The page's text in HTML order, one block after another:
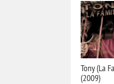
Tony (La
(2009)